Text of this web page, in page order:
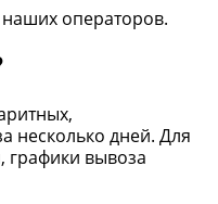
операторов.
несколько дней. Для
графики вывоза